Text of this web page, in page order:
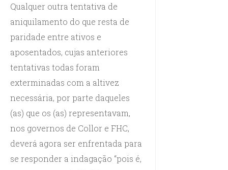
Qualquer outra tentativa de
aniquilamento do que resta de
paridade entre ativos e
aposentados, cujas anteriores
tentativas todas foram
exterminadas com a altivez
necessária, por parte daqueles
(as) que os (as) representavam,
nos governos de Collor e FHC,
deverá agora ser enfrentada para
se responder a indagação “pois é,